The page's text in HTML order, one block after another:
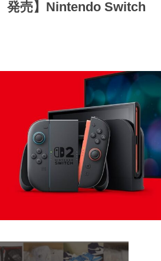
発売】Nintendo Switch